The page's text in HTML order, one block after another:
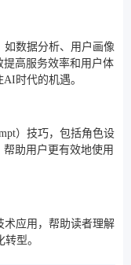
数据分析、用户画像
高服务效率和用户体
时代的机遇。
）技巧，包括角色设
助用户更有效地使用
应用，帮助读者理解
型。